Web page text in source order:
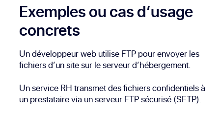
Exemples ou cas d’usage
concrets
Un développeur web utilise FTP pour envoyer les
fichiers d’un site sur le serveur d’hébergement.
Un service RH transmet des fichiers confidentiels à
un prestataire via un serveur FTP sécurisé (SFTP).